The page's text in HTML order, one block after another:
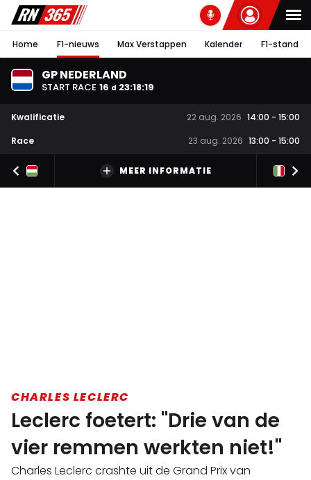
Home F1-nieuws Max Verstappen Kalender F1-stand
GP NEDERLAND
START RACE 16 d 23:18:18
Kwalificatie 22 aug. 2026 14:00 - 15:00
Race
23 aug. 2026 13:00 - 15:00
MEER INFORMATIE
CHARLES LECLERC
Leclerc foetert: "Drie van de
vier remmen werkten niet!"
Charles Leclerc crashte uit de Grand Prix van